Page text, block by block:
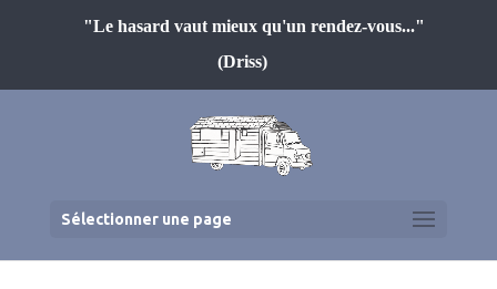
"Le hasard vaut mieux qu'un rendez-vous..."
(Driss)
Sélectionner une page